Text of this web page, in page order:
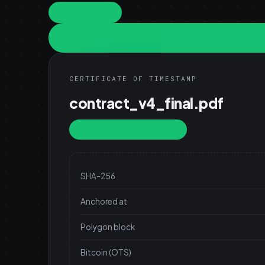
CERTIFICATE OF TIMESTAMP
contract_v4_final.pdf
SHA-256
Anchored at
Polygon block
Bitcoin (OTS)